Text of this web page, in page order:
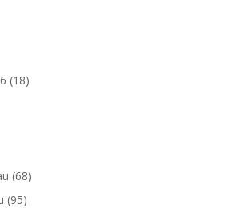
(18)
(68)
(95)